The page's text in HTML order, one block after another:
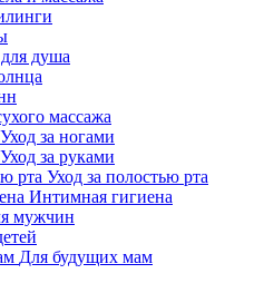
душа
массажа
Уход за ногами
Уход за руками
Уход за полостью рта
Интимная гигиена
мужчин
Для будущих мам